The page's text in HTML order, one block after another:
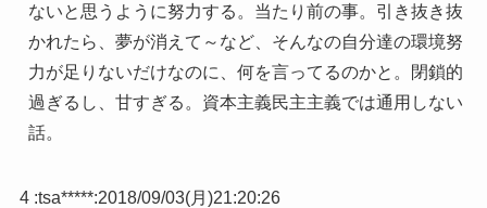
ないと思うように努力する。当たり前の事。引き抜き抜
かれたら、夢が消えて～など、そんなの自分達の環境努
力が足りないだけなのに、何を言ってるのかと。閉鎖的
過ぎるし、甘すぎる。資本主義民主主義では通用しない
話。
4 :tsa*****:2018/09/03(月)21:20:26